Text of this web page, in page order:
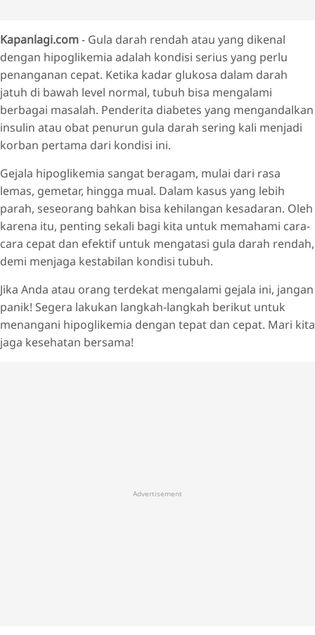
Kapanlagi.com- Gula darah rendah atau yang dikenal
dengan hipoglikemia adalah kondisi serius yang perlu
penanganan cepat. Ketika kadar glukosa dalam darah
jatuh di bawah level normal, tubuh bisa mengalami
berbagai masalah. Penderita diabetes yang mengandalkan
insulin atau obat penurun gula darah sering kali menjadi
korban pertama dari kondisi ini.
Gejala hipoglikemia sangat beragam, mulai dari rasa
lemas, gemetar, hingga mual. Dalam kasus yang lebih
parah, seseorang bahkan bisa kehilangan kesadaran. Oleh
karena itu, penting sekali bagi kita untuk memahami cara-
cara cepat dan efektif untuk mengatasi gula darah rendah,
demi menjaga kestabilan kondisi tubuh.
Jika Anda atau orang terdekat mengalami gejala ini, jangan
panik! Segera lakukan langkah-langkah berikut untuk
menangani hipoglikemia dengan tepat dan cepat. Mari kita
jaga kesehatan bersama!
Advertisement